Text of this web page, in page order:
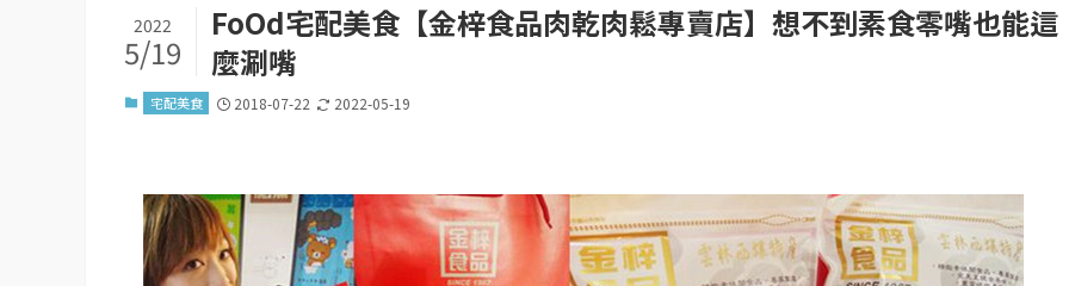
FoOd宅配美食【金梓食品肉乾肉鬆專賣店】想不到素食零嘴也能這
麼涮嘴
2022
5/19
宅配美食 2018-07-22 2022-05-19